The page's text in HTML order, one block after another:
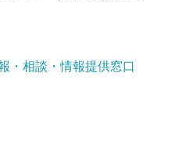
・相談・情報提供窓口